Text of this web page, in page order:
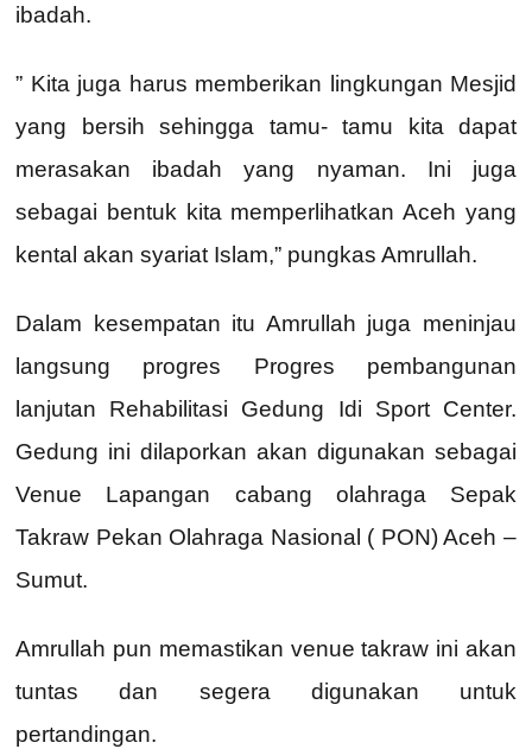
ibadah.
” Kita juga harus memberikan lingkungan Mesjid
yang bersih sehingga tamu- tamu kita dapat
merasakan ibadah yang nyaman. Ini juga
sebagai bentuk kita memperlihatkan Aceh yang
kental akan syariat Islam,” pungkas Amrullah.
Dalam kesempatan itu Amrullah juga meninjau
langsung progres Progres pembangunan
lanjutan Rehabilitasi Gedung Idi Sport Center.
Gedung ini dilaporkan akan digunakan sebagai
Venue Lapangan cabang olahraga Sepak
Takraw Pekan Olahraga Nasional ( PON) Aceh –
Sumut.
Amrullah pun memastikan venue takraw ini akan
tuntas dan segera digunakan untuk
pertandingan.